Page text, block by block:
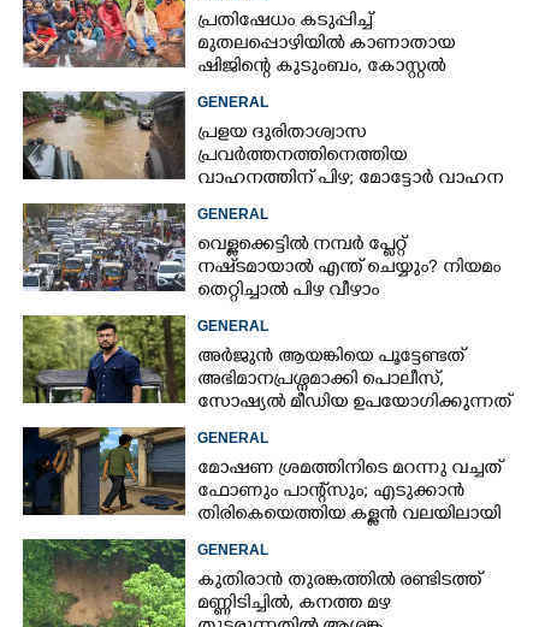
പ്രതിഷേധം കടുപ്പിച്ച്
മുതലപ്പൊഴിയിൽ കാണാതായ
ഷിജിന്റെ കുടുംബം, കോസ്റ്റൽ
കുത്തിയിരിക്കുന്നു
GENERAL
പ്രളയ ദുരിതാശ്വാസ
പ്രവർത്തനത്തിനെത്തിയ
വാഹനത്തിന് പിഴ; മോട്ടോർ വാഹന
GENERAL
വെള്ളക്കെട്ടിൽ നമ്പർ പ്ലേറ്റ്
നഷ്‌ടമായാൽ എന്ത് ചെയ്യും? നിയമം
തെറ്റിച്ചാൽ പിഴ വീഴാം
GENERAL
അർജുൻ ആയങ്കിയെ പൂട്ടേണ്ടത്
അഭിമാനപ്രശ്നമാക്കി പൊലീസ്,
സാേഷ്യൽ മീഡിയ ഉപയോഗിക്കുന്നത്
GENERAL
മോഷണ ശ്രമത്തിനിടെ മറന്നു വച്ചത്
ഫോണും പാന്റ്സും; എടുക്കാൻ
തിരികെയെത്തിയ കള്ളൻ വലയിലായി
GENERAL
കുതിരാൻ തുരങ്കത്തിൽ രണ്ടിടത്ത്
മണ്ണിടിച്ചിൽ, കനത്ത മഴ